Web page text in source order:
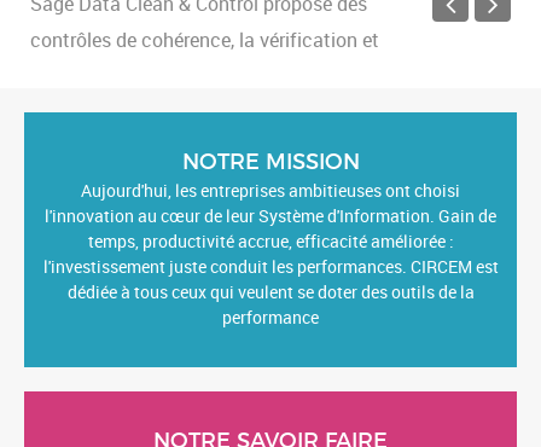
contrôles de cohérence, la vérification et
Factures électroniques : Bientôt une
obligation pour la déclaration de TVA
Retrouvez les nouveautés Sage 100...
Plus
NOTRE MISSION
Aujourd'hui, les entreprises ambitieuses ont choisi
l'innovation au cœur de leur Système d'Information. Gain de
temps, productivité accrue, efficacité améliorée :
l'investissement juste conduit les performances. CIRCEM est
dédiée à tous ceux qui veulent se doter des outils de la